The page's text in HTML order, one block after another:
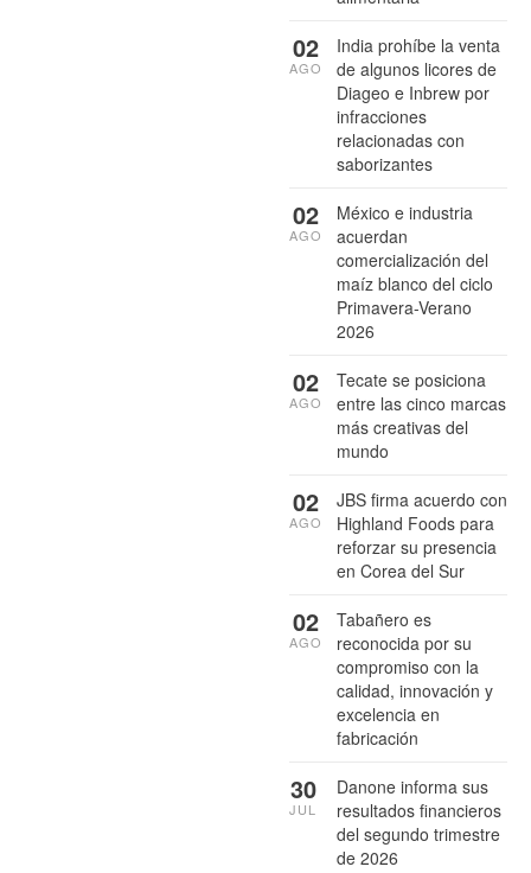
India prohíbe la venta
de algunos licores de
Diageo e Inbrew por
infracciones
relacionadas con
saborizantes
02
AGO
México e industria
acuerdan
comercialización del
maíz blanco del ciclo
Primavera-Verano
2026
02
AGO
Tecate se posiciona
entre las cinco marcas
más creativas del
mundo
02
AGO
JBS firma acuerdo con
Highland Foods para
reforzar su presencia
en Corea del Sur
02
AGO
Tabañero es
reconocida por su
compromiso con la
calidad, innovación y
excelencia en
fabricación
02
AGO
Danone informa sus
resultados financieros
del segundo trimestre
de 2026
30
JUL